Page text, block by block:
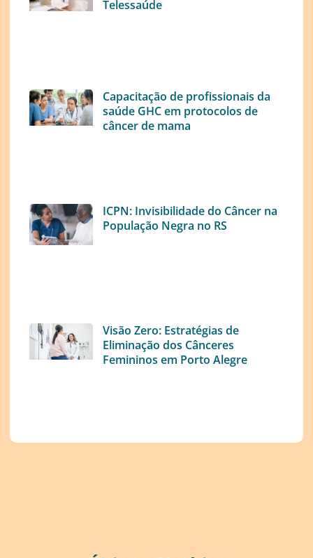
Telessaúde
Capacitação de profissionais da
saúde GHC em protocolos de
câncer de mama
ICPN: Invisibilidade do Câncer na
População Negra no RS
Visão Zero: Estratégias de
Eliminação dos Cânceres
Femininos em Porto Alegre